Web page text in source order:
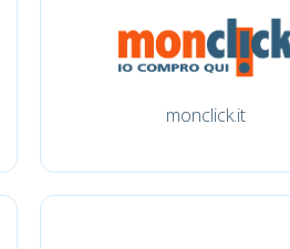
monclick.it